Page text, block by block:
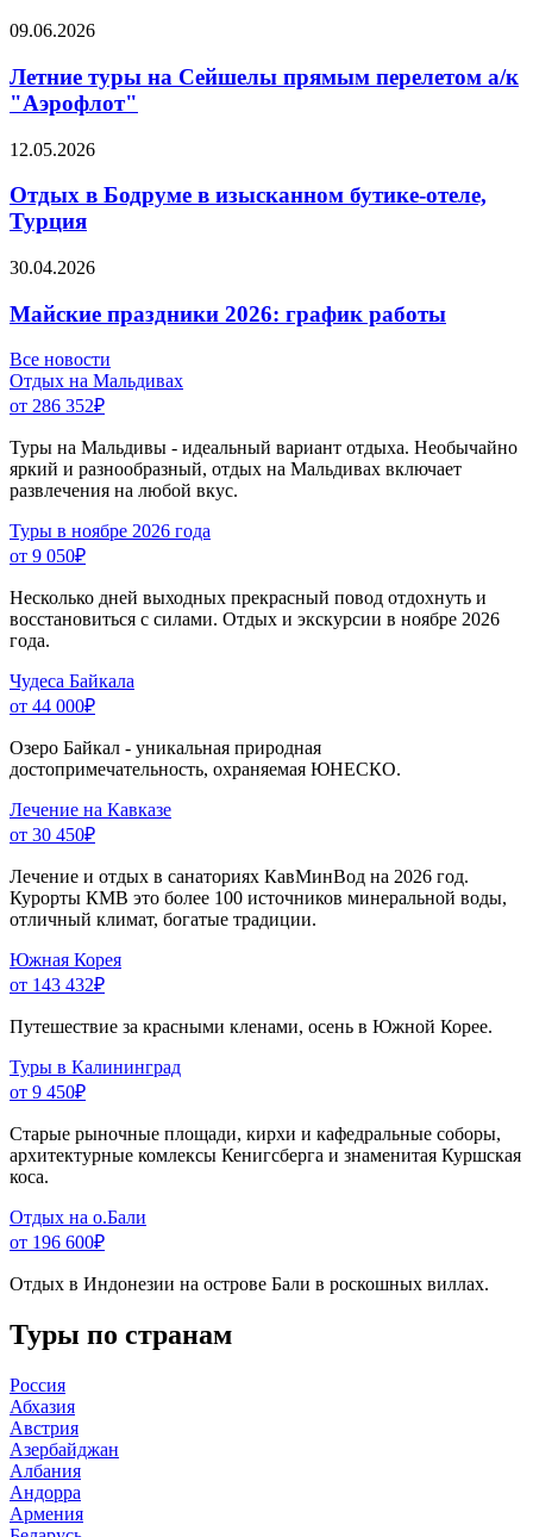
09.06.2026
Летние туры на Сейшелы прямым перелетом а/к
"Аэрофлот"
12.05.2026
Отдых в Бодруме в изысканном бутике-отеле,
Турция
30.04.2026
Майские праздники 2026: график работы
Все новости
Отдых на Мальдивах
от 286 352₽
Туры на Мальдивы - идеальный вариант отдыха. Необычайно
яркий и разнообразный, отдых на Мальдивах включает
развлечения на любой вкус.
Туры в ноябре 2026 года
от 9 050₽
Несколько дней выходных прекрасный повод отдохнуть и
восстановиться с силами. Отдых и экскурсии в ноябре 2026
года.
Чудеса Байкала
от 44 000₽
Озеро Байкал - уникальная природная
достопримечательность, охраняемая ЮНЕСКО.
Лечение на Кавказе
от 30 450₽
Лечение и отдых в санаториях КавМинВод на 2026 год.
Курорты КМВ это более 100 источников минеральной воды,
отличный климат, богатые традиции.
Южная Корея
от 143 432₽
Путешествие за красными кленами, осень в Южной Корее.
Туры в Калининград
от 9 450₽
Старые рыночные площади, кирхи и кафедральные соборы,
архитектурные комлексы Кенигсберга и знаменитая Куршская
коса.
Отдых на о.Бали
от 196 600₽
Отдых в Индонезии на острове Бали в роскошных виллах.
Туры по странам
Россия
Абхазия
Австрия
Азербайджан
Албания
Андорра
Армения